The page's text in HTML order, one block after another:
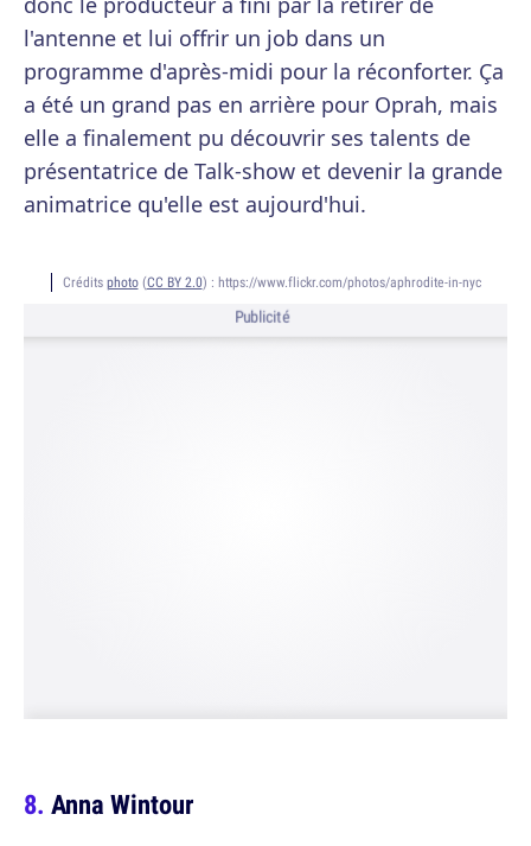
l'antenne et lui offrir un job dans un
programme d'après-midi pour la réconforter. Ça
a été un grand pas en arrière pour Oprah, mais
elle a finalement pu découvrir ses talents de
présentatrice de Talk-show et devenir la grande
animatrice qu'elle est aujourd'hui.
Crédits photo(CC BY 2.0) : https://www.flickr.com/photos/aphrodite-in-nyc
Publicité
Anna Wintour